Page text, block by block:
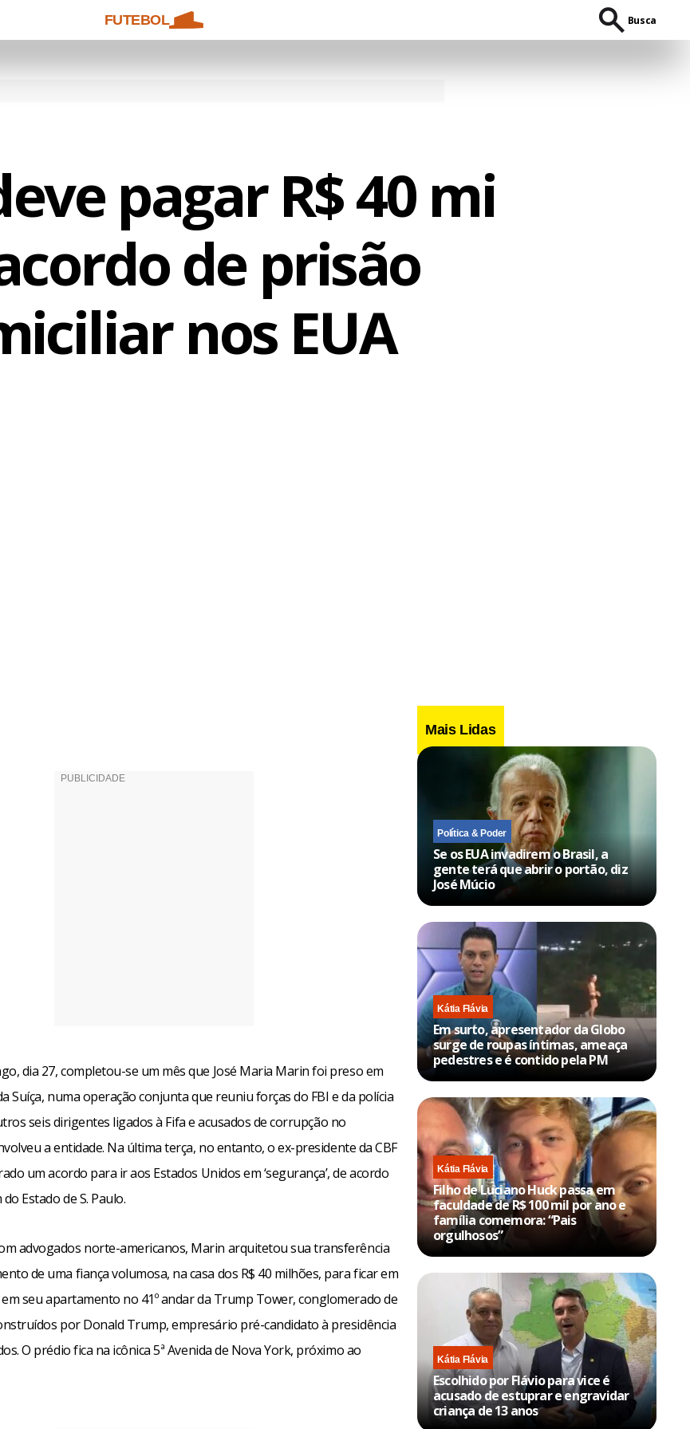
FUTEBOL Busca
pagar R$ 40 mi
de prisão
nos EUA
dia 27, completou-se um mês que José Maria Marin foi preso em
Suíça, numa operação conjunta que reuniu forças do FBI e da polícia
seis dirigentes ligados à Fifa e acusados de corrupção no
a entidade. Na última terça, no entanto, o ex-presidente da CBF
um acordo para ir aos Estados Unidos em ‘segurança’, de acordo
Estado de S. Paulo.
advogados norte-americanos, Marin arquitetou sua transferência
de uma fiança volumosa, na casa dos R$ 40 milhões, para ficar em
seu apartamento no 41º andar da Trump Tower, conglomerado de
por Donald Trump, empresário pré-candidato à presidência
O prédio fica na icônica 5ª Avenida de Nova York, próximo ao
Mais Lidas
Política & Poder
Se os EUA invadirem o Brasil, a
gente terá que abrir o portão, diz
José Múcio
Kátia Flávia
Em surto, apresentador da Globo
surge de roupas íntimas, ameaça
pedestres e é contido pela PM
Kátia Flávia
Filho de Luciano Huck passa em
faculdade de R$ 100 mil por ano e
família comemora: “Pais
orgulhosos”
Kátia Flávia
Escolhido por Flávio para vice é
acusado de estuprar e engravidar
criança de 13 anos